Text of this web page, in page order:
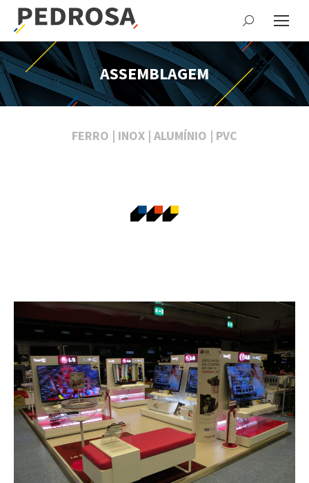
Search:
ASSEMBLAGEM
FERRO | INOX | ALUMÍNIO | PVC